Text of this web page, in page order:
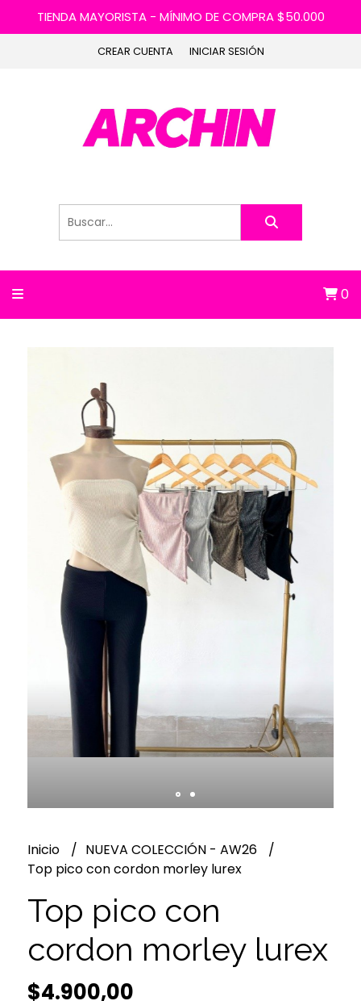
TIENDA MAYORISTA - MÍNIMO DE COMPRA $50.000
CREAR CUENTA INICIAR SESIÓN
0
Inicio
NUEVA COLECCIÓN - AW26
Top pico con cordon morley lurex
Top pico con
cordon morley lurex
$4.900,00